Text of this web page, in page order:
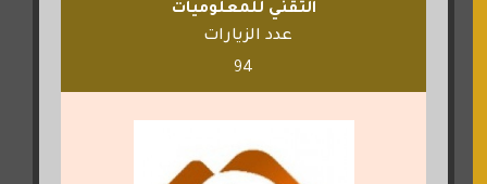
التقني للمعلوميات
عدد الزيارات
94